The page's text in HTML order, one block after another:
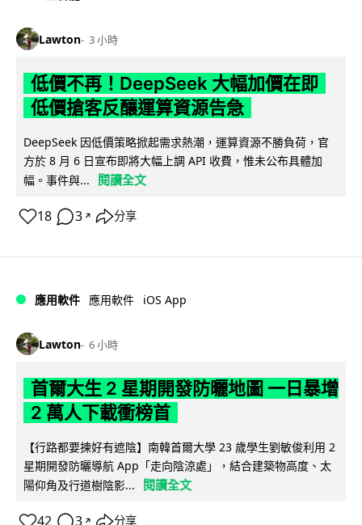
Lawton 3 小時
低價不再！DeepSeek 大幅加價在即
低價搶客反釀運算資源告急
DeepSeek 因低價策略掀起需求熱潮，運算資源不勝負荷，官
方於 8 月 6 日宣布即將大幅上調 API 收費，惟未公布具體加
幅。事件與...
閱讀全文
18 3 ↗ 分享
應用軟件 應用軟件 iOS App
Lawton 6 小時
首爾大生 2 星期開發防曬地圖 一日暴增
2 萬人下載衝榜首
【行路都要揀好有遮陰】南韓首爾大學 23 歲學生劉敏俊利用 2
星期開發防曬導航 App「走向陰涼處」，結合建築物高度、太
陽仰角及行道樹陰影...
閱讀全文
↗ 分享